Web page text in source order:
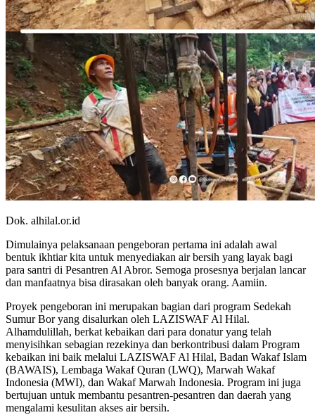
Dok. alhilal.or.id
Dimulainya pelaksanaan pengeboran pertama ini adalah awal
bentuk ikhtiar kita untuk menyediakan air bersih yang layak bagi
para santri di Pesantren Al Abror. Semoga prosesnya berjalan lancar
dan manfaatnya bisa dirasakan oleh banyak orang. Aamiin.
Proyek pengeboran ini merupakan bagian dari program Sedekah
Sumur Bor yang disalurkan oleh LAZISWAF Al Hilal.
Alhamdulillah, berkat kebaikan dari para donatur yang telah
menyisihkan sebagian rezekinya dan berkontribusi dalam Program
kebaikan ini baik melalui LAZISWAF Al Hilal, Badan Wakaf Islam
(BAWAIS), Lembaga Wakaf Quran (LWQ), Marwah Wakaf
Indonesia (MWI), dan Wakaf Marwah Indonesia. Program ini juga
bertujuan untuk membantu pesantren-pesantren dan daerah yang
mengalami kesulitan akses air bersih.